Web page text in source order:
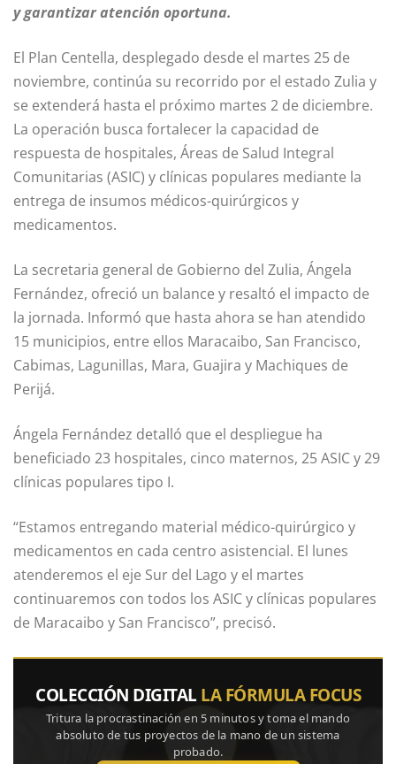
y garantizar atención oportuna.
El Plan Centella, desplegado desde el martes 25 de
noviembre, continúa su recorrido por el estado Zulia y
se extenderá hasta el próximo martes 2 de diciembre.
La operación busca fortalecer la capacidad de
respuesta de hospitales, Áreas de Salud Integral
Comunitarias (ASIC) y clínicas populares mediante la
entrega de insumos médicos-quirúrgicos y
medicamentos.
La secretaria general de Gobierno del Zulia, Ángela
Fernández, ofreció un balance y resaltó el impacto de
la jornada. Informó que hasta ahora se han atendido
15 municipios, entre ellos Maracaibo, San Francisco,
Cabimas, Lagunillas, Mara, Guajira y Machiques de
Perijá.
Ángela Fernández detalló que el despliegue ha
beneficiado 23 hospitales, cinco maternos, 25 ASIC y 29
clínicas populares tipo I.
“Estamos entregando material médico-quirúrgico y
medicamentos en cada centro asistencial. El lunes
atenderemos el eje Sur del Lago y el martes
continuaremos con todos los ASIC y clínicas populares
de Maracaibo y San Francisco”, precisó.
COLECCIÓN DIGITAL LA FÓRMULA FOCUS
Tritura la procrastinación en 5 minutos y toma el mando
absoluto de tus proyectos de la mano de un sistema
probado.